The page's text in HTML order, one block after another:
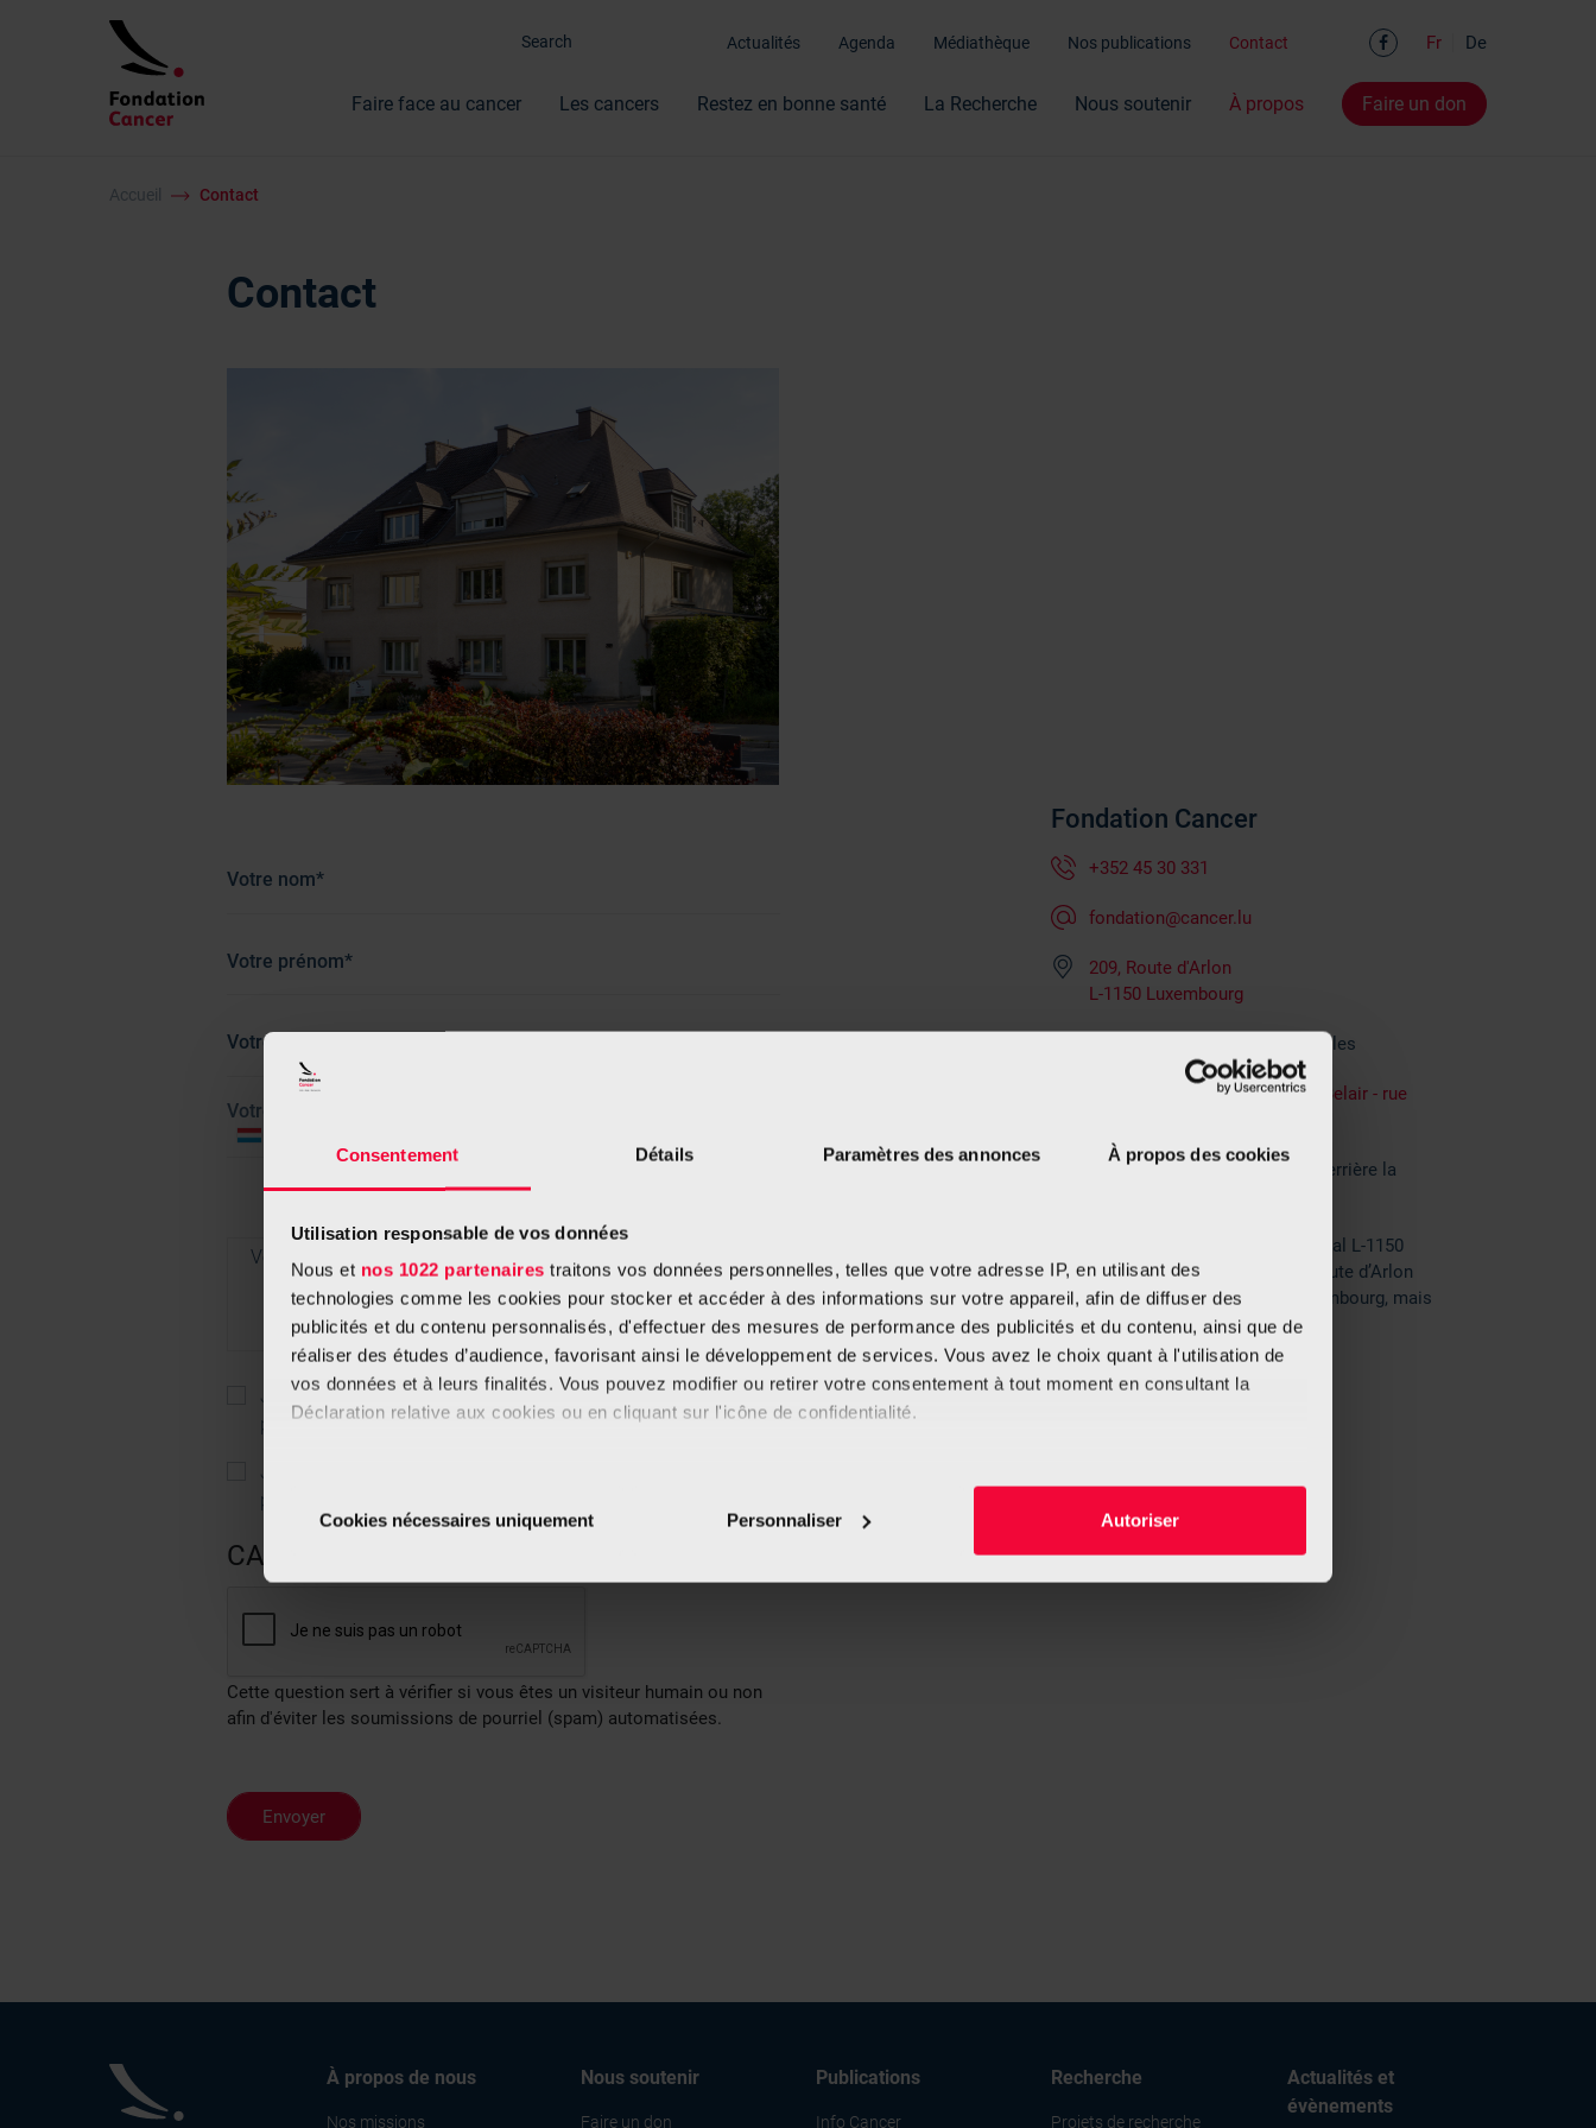
Consentement Détails Paramètres des annonces À propos des cookies
Utilisation responsable de vos données
Nous et nos 1022 partenaires traitons vos données personnelles, telles que votre adresse IP, en utilisant des
technologies comme les cookies pour stocker et accéder à des informations sur votre appareil, afin de diffuser des
publicités et du contenu personnalisés, d'effectuer des mesures de performance des publicités et du contenu, ainsi que de
réaliser des études d’audience, favorisant ainsi le développement de services. Vous avez le choix quant à l'utilisation de
vos données et à leurs finalités. Vous pouvez modifier ou retirer votre consentement à tout moment en consultant la
Déclaration relative aux cookies ou en cliquant sur l'icône de confidentialité.
Identifier votre appareil en l'analysant activement pour en relever les caractéristiques spécifiques (empreintes
Détails »
. Vous pouvez modifier ou retirer votre consentement à tout moment à partir de la déclaration sur les cookies.
sociaux et d'analyser notre trafic. Nous partageons également des informations sur l'utilisation de notre site avec nos
partenaires de médias sociaux, de publicité et d'analyse, qui peuvent combiner celles-ci avec d'autres informations que
Cookies nécessaires uniquement Personnaliser Autoriser
Actualités Agenda Médiathèque Nos publications Contact Facebook
Fr De
Faire face au cancer Les cancers Restez en bonne santé La Recherche Nous soutenir À propos Faire un don
Accueil Contact
Contact
Votre nom*
Votre prénom*
Votre email*
Votre numéro de téléphone*
Votre message*
J’accepte que les données communiquées soient utilisées
pour me recontacter.
J’accepte que les données communiquées soient utilisées
pour recevoir des nouvelles de la Fondation Cancer.
CAPTCHA
Cette question sert à vérifier si vous êtes un visiteur humain ou non
afin d'éviter les soumissions de pourriel (spam) automatisées.
Fondation Cancer
+352 45 30 331
fondation@cancer.lu
209, Route d'Arlon
L-1150 Luxembourg
8h à 17 h tous les jours ouvrables
Ligne 11, 16, 22 et 811, sortie Belair - rue
Parking réservé aux patients derrière la
Pensez à indiquer le code postal L-1150
dans votre navigateur car la route d’Arlon
existe non seulement au Luxembourg, mais
aussi à Strassen.
À propos de nous
Nos missions
Nous soutenir
Faire un don
Publications
Info Cancer
Recherche
Projets de recherche
Actualités et
évènements